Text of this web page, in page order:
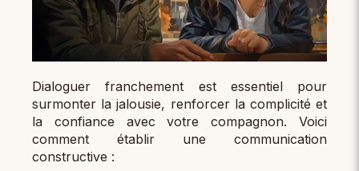
Dialoguer franchement est essentiel pour
surmonter la jalousie, renforcer la complicité et
la confiance avec votre compagnon. Voici
comment établir une communication
constructive :